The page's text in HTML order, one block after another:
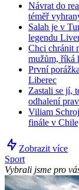
Návrat do
téměř
Salah je v
legendu
Chci chránit
mužům, říká
První
Liberec
Zastali se jí,
odhalení
Viliam
finále v
Zobrazit více
Sport
Vybrali jsme pro